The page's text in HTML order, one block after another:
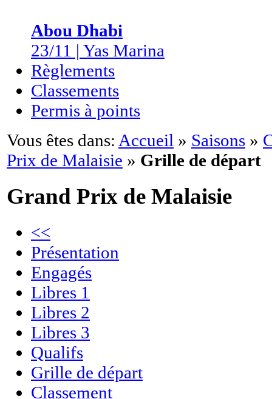
Abou Dhabi
23/11 | Yas Marina
Règlements
Classements
Permis à points
Vous êtes dans: Accueil » Saisons »
Prix de Malaisie » Grille de départ
Grand Prix de Malaisie
<<
Présentation
Engagés
Libres 1
Libres 2
Libres 3
Qualifs
Grille de départ
Classement